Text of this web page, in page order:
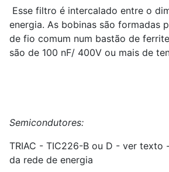
Esse filtro é intercalado entre o
energia. As bobinas são formadas
de fio comum num bastão de
são de 100 nF/ 400V ou mais de
Semicondutores:
TRIAC - TIC226-B ou D - ver texto
da rede de energia